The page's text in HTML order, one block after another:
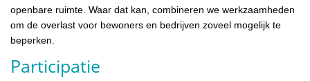
openbare ruimte. Waar dat kan, combineren we werkzaamheden
om de overlast voor bewoners en bedrijven zoveel mogelijk te
beperken.
Participatie